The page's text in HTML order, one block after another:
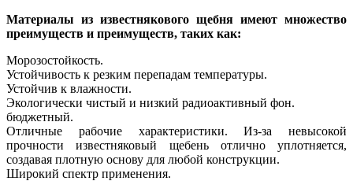
Материалы из известнякового щебня имеют множество
преимуществ и преимуществ, таких как:
Морозостойкость.
Устойчивость к резким перепадам температуры.
Устойчив к влажности.
Экологически чистый и низкий радиоактивный фон.
бюджетный.
Отличные рабочие характеристики. Из-за невысокой
прочности известняковый щебень отлично уплотняется,
создавая плотную основу для любой конструкции.
Широкий спектр применения.